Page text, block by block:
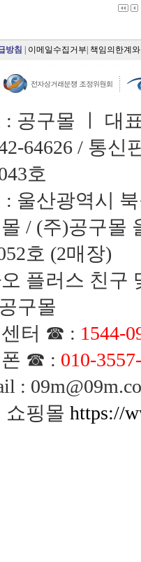
방침 이메일수집거부 책임의한계
: 공구몰 ㅣ 대
64626 / 통신
호
: 울산광역시
/ (주)공구몰
호 (2매장)
플러스 친구
구몰
센터 ☎ : 1544-
폰 ☎ : 010-
:
쇼핑몰 https://